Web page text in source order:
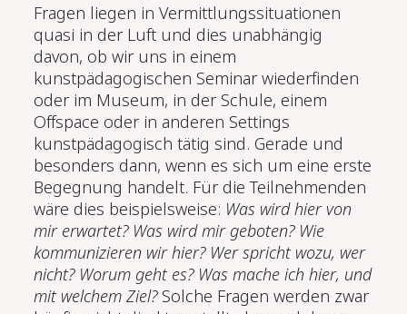
Fragen liegen in Vermittlungssituationen
quasi in der Luft und dies unabhängig
davon, ob wir uns in einem
kunstpädagogischen Seminar wiederfinden
oder im Museum, in der Schule, einem
Offspace oder in anderen Settings
kunstpädagogisch tätig sind. Gerade und
besonders dann, wenn es sich um eine erste
Begegnung handelt. Für die Teilnehmenden
wäre dies beispielsweise: Was wird hier von
mir erwartet? Was wird mir geboten? Wie
kommunizieren wir hier? Wer spricht wozu, wer
nicht? Worum geht es? Was mache ich hier, und
mit welchem Ziel?Solche Fragen werden zwar